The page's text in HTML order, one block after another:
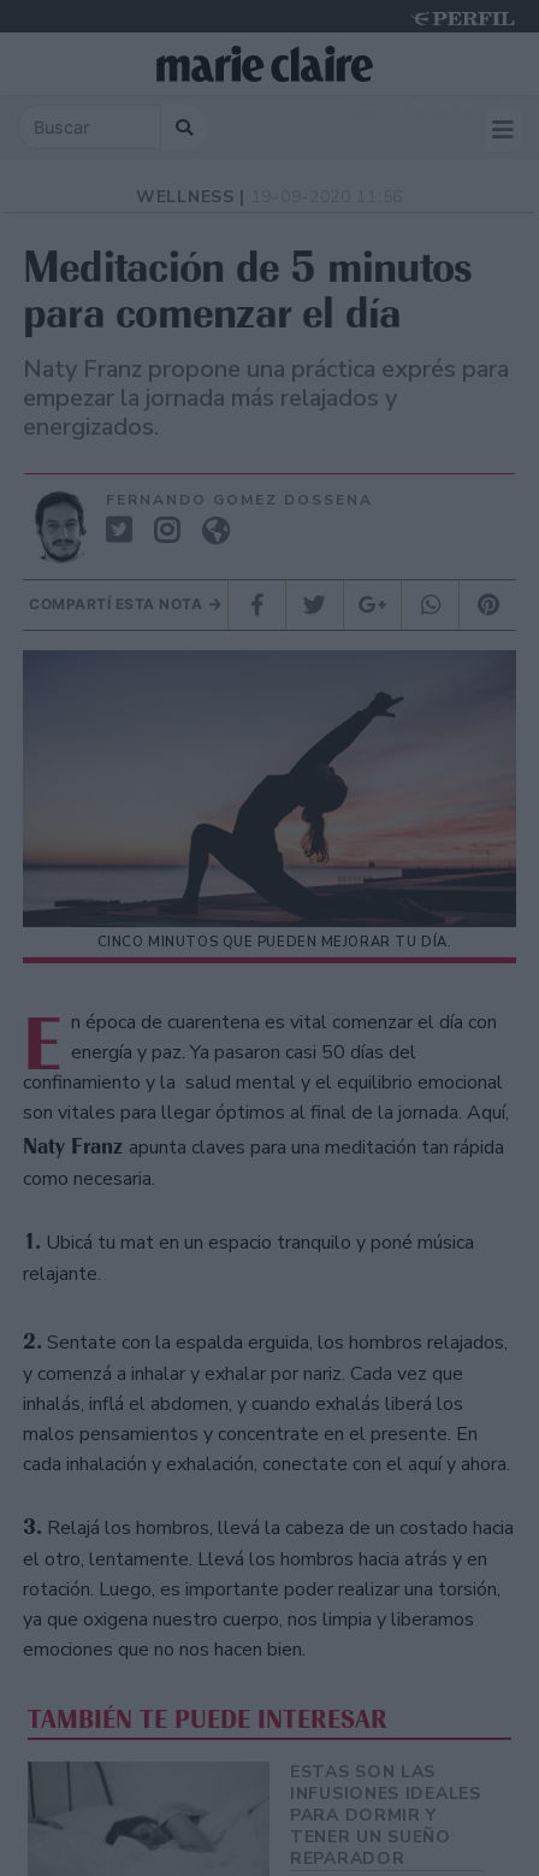
WELLNESS |
Meditación de 5 minutos
para comenzar el día
Naty Franz propone una práctica exprés para
empezar la jornada más relajados y
energizados.
FERNANDO GOMEZ DOSSENA
COMPARTÍ ESTA NOTA
CINCO MINUTOS QUE PUEDEN MEJORAR TU DÍA.
E n época de cuarentena es vital comenzar el día con
energía y paz. Ya pasaron casi 50 días del
confinamiento y la salud mental y el equilibrio emocional
son vitales para llegar óptimos al final de la jornada. Aquí,
Naty Franz apunta claves para una meditación tan rápida
como necesaria.
1. Ubicá tu mat en un espacio tranquilo y poné música
relajante.
2. Sentate con la espalda erguida, los hombros relajados,
y comenzá a inhalar y exhalar por nariz. Cada vez que
inhalás, inflá el abdomen, y cuando exhalás liberá los
malos pensamientos y concentrate en el presente. En
cada inhalación y exhalación, conectate con el aquí y ahora.
3. Relajá los hombros, llevá la cabeza de un costado hacia
el otro, lentamente. Llevá los hombros hacia atrás y en
rotación. Luego, es importante poder realizar una torsión,
ya que oxigena nuestro cuerpo, nos limpia y liberamos
emociones que no nos hacen bien.
TAMBIÉN TE PUEDE INTERESAR
ESTAS SON LAS
INFUSIONES IDEALES
PARA DORMIR Y
TENER UN SUEÑO
REPARADOR